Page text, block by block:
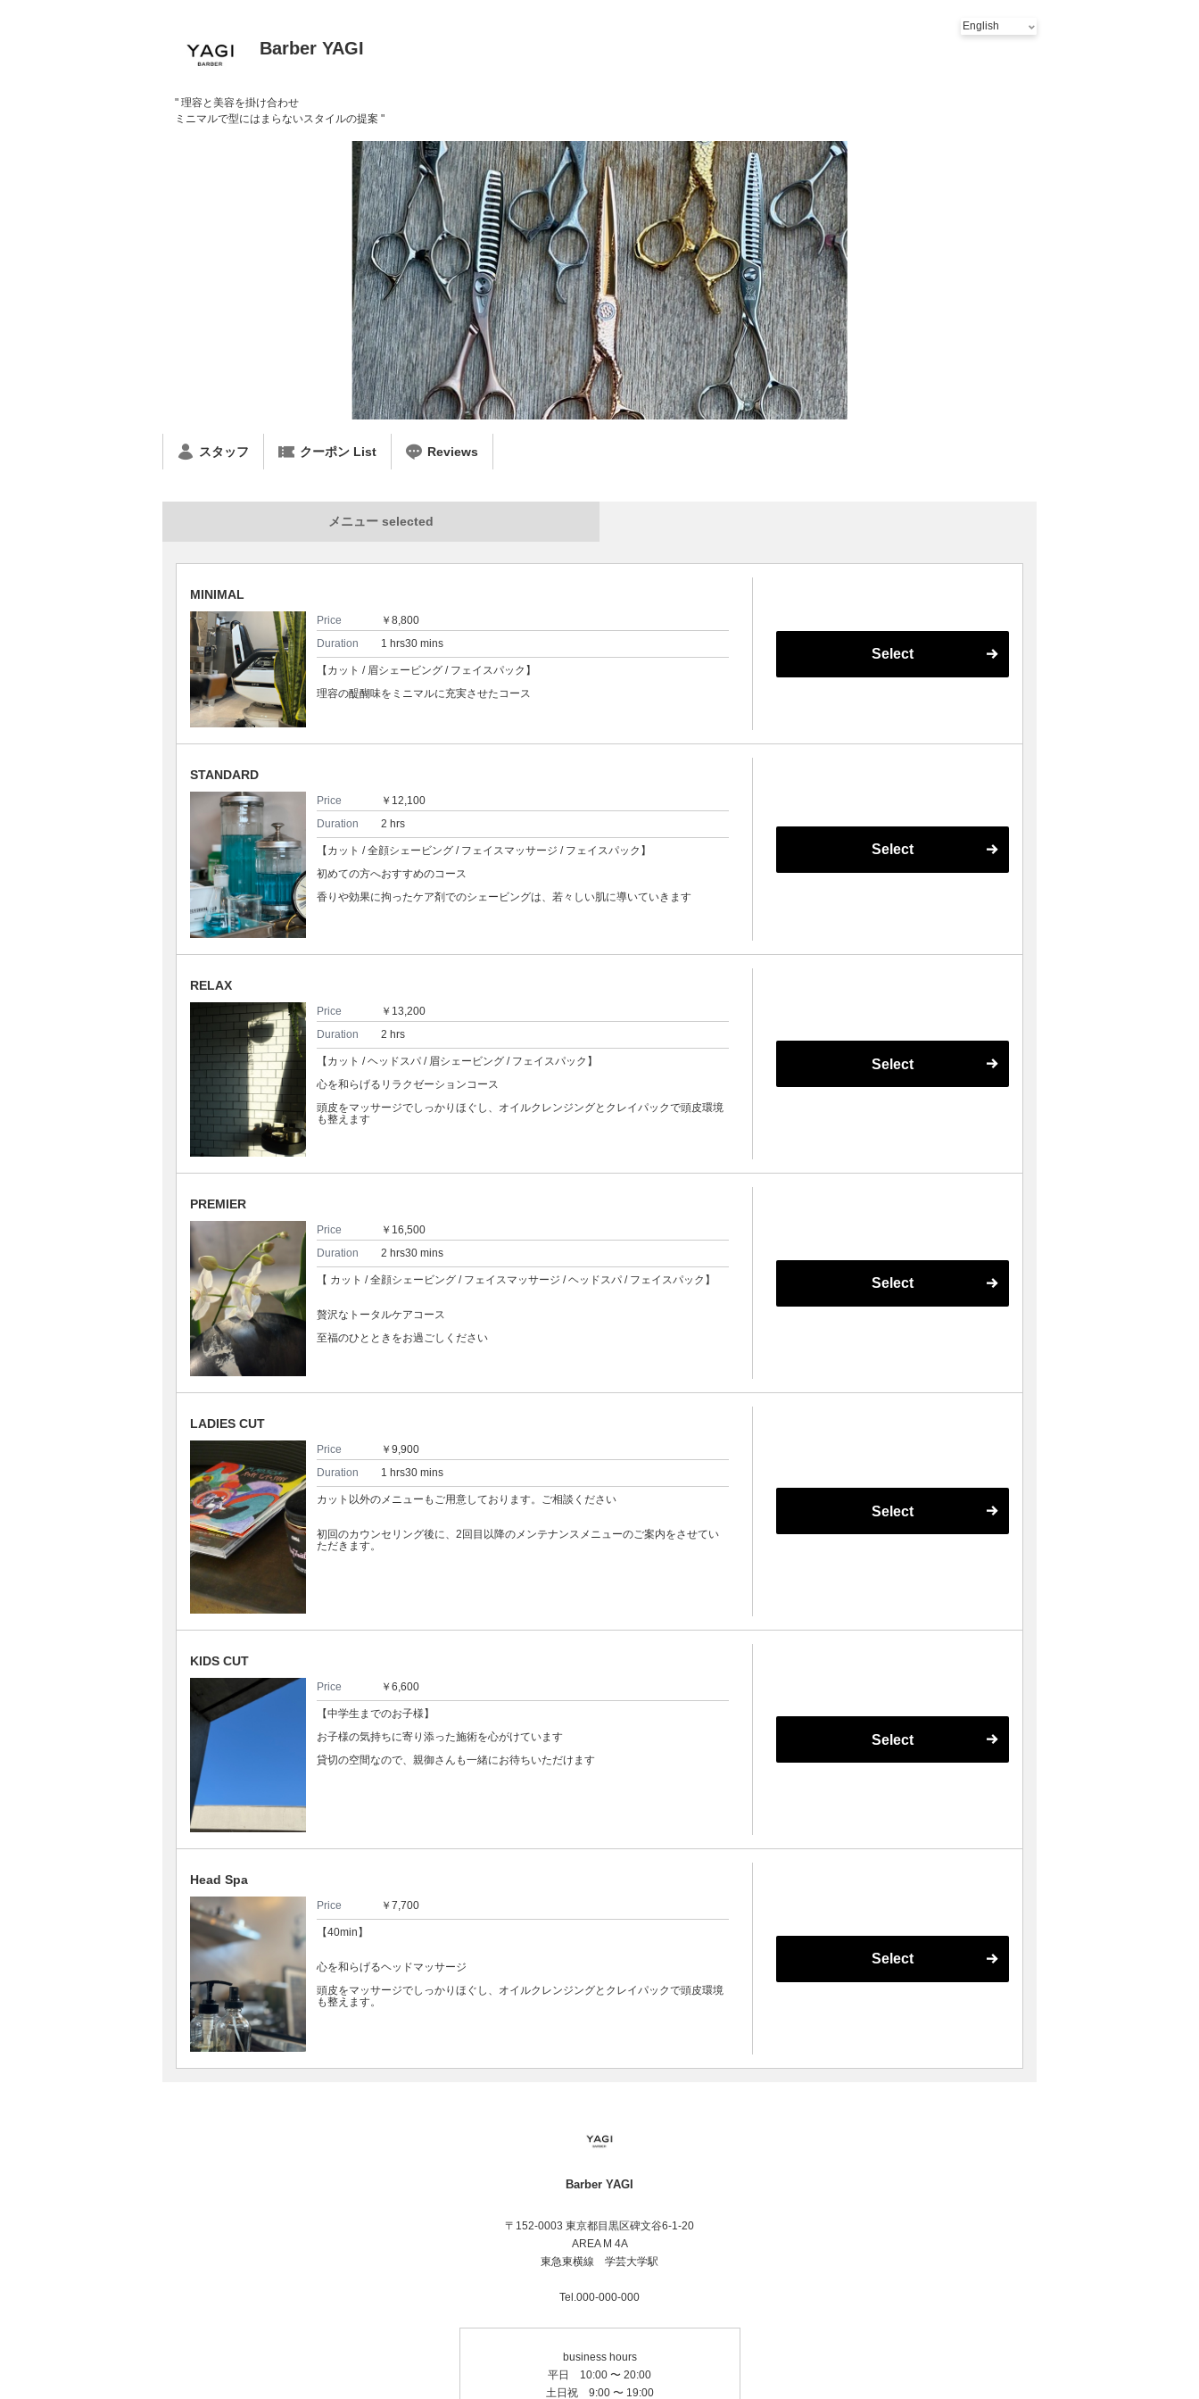
Barber YAGI
" 理容と美容を掛け合わせ
ミニマルで型にはまらないスタイルの提案 "
スタッフ クーポン List Reviews
メニュー selected
MINIMAL
Price
￥8,800
Duration
1 hrs30 mins
【カット / 眉シェービング / フェイスパック】
理容の醍醐味をミニマルに充実させたコース
Select
STANDARD
Price
￥12,100
Duration
2 hrs
【カット / 全顔シェービング / フェイスマッサージ / フェイスパック】
初めての方へおすすめのコース
香りや効果に拘ったケア剤でのシェービングは、若々しい肌に導いていきます
Select
RELAX
Price
￥13,200
Duration
2 hrs
【カット / ヘッドスパ / 眉シェービング / フェイスパック】
心を和らげるリラクゼーションコース
頭皮をマッサージでしっかりほぐし、オイルクレンジングとクレイパックで頭皮環境
も整えます
Select
PREMIER
Price
￥16,500
Duration
2 hrs30 mins
【 カット / 全顔シェービング / フェイスマッサージ / ヘッドスパ / フェイスパック】
贅沢なトータルケアコース
至福のひとときをお過ごしください
Select
LADIES CUT
Price
￥9,900
Duration
1 hrs30 mins
カット以外のメニューもご用意しております。ご相談ください
初回のカウンセリング後に、2回目以降のメンテナンスメニューのご案内をさせてい
ただきます。
Select
KIDS CUT
Price ￥6,600
【中学生までのお子様】
お子様の気持ちに寄り添った施術を心がけています
貸切の空間なので、親御さんも一緒にお待ちいただけます
Select
Head Spa
Price ￥7,700
【40min】
心を和らげるヘッドマッサージ
頭皮をマッサージでしっかりほぐし、オイルクレンジングとクレイパックで頭皮環境
も整えます。
Select
Barber YAGI
〒152-0003 東京都目黒区碑文谷6-1-20
AREA M 4A
東急東横線 学芸大学駅
Tel.000-000-000
business hours
平日 10:00 〜 20:00
土日祝 9:00 〜 19:00